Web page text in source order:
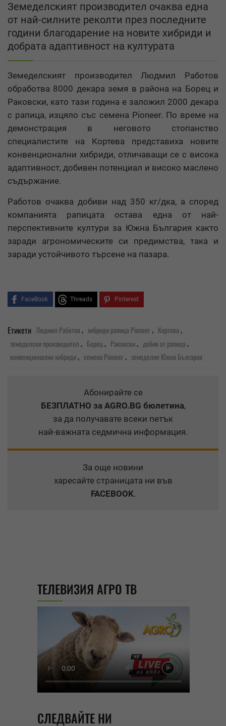
Земеделският производител очаква една
от най-силните реколти през последните
години благодарение на новите хибриди и
добрата адаптивност на културата
Земеделският производител Людмил Работов
обработва 8000 декара земя в района на Борец и
Раковски, като тази година е заложил 2000 декара
с рапица, изцяло със семена Pioneer. По време на
демонстрация в неговото стопанство
специалистите на Кортева представиха новите
конвенционални хибриди, отличаващи се с висока
адаптивност, добивен потенциал и високо маслено
съдържание.
Работов очаква добиви над 350 кг/дка, а според
компанията рапицата остава една от най-
перспективните култури за Южна България както
заради агрономическите си предимства, така и
заради устойчивото търсене на пазара.
FaceBook Threads Pinterest
Етикети Людмил Работов, хибриди рапица Pioneer, Кортева,
земеделски производител, Борец, Раковски, добив от рапица,
конвенционални хибриди, семена Pioneer, земеделие Южна България
Абонирайте се
БЕЗПЛАТНО за AGRO.BG бюлетина,
за да получавате всеки петък
най-важната седмична информация.
За още новини
харесайте страницата ни във
FACEBOOK.
ТЕЛЕВИЗИЯ АГРО ТВ
СЛЕДВАЙТЕ НИ